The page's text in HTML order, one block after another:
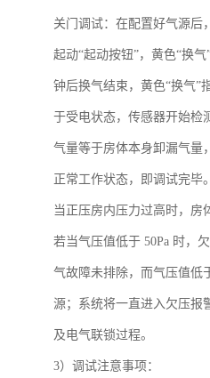
关门调试：在配置好气源后
起动“起动按钮”，黄色“换
钟后换气结束，黄色“换气”
于受电状态，传感器开始检
气量等于房体本身卸漏气量
正常工作状态，即调试完毕。
当正压房内压力过高时，房
若当气压值低于 50Pa 时，
气故障未排除，而气压值低
源；系统将一直进入欠压报
及电气联锁过程。
3）调试注意事项：